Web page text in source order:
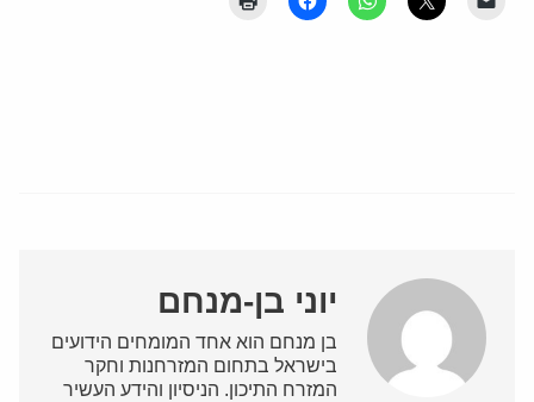
יוני בן-מנחם
בן מנחם הוא אחד המומחים הידועים
בישראל בתחום המזרחנות וחקר
המזרח התיכון. הניסיון והידע העשיר